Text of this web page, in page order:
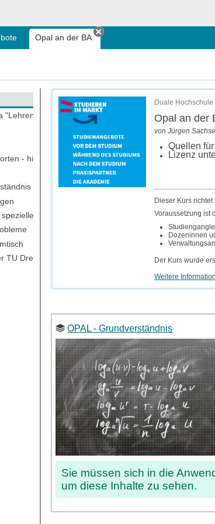
Opal an der BA
Tab schließen
"Lehren und Lernen"
- hier mitmachen
Kursbausteinen
TU Dresden
Duale
Opal an der
von Jürgen Sachse
Quellen
Lizenz
Dieser Kurs
Voraussetzung ist
Dozeninnen
Der Kurs wurde
Weitere
OPAL - Grundverständnis
Sie müssen sich in die
um diese Inhalte zu sehen.